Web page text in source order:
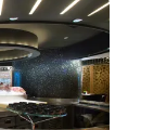
全帽！機車騎士
無歸，對集
告訴，但台
朱男有參與